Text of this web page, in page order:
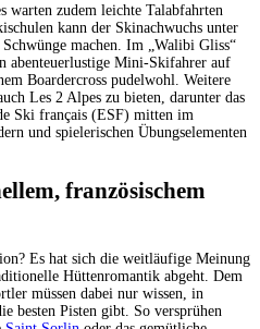
warten zudem leichte Talabfahrten
kann der Skinachwuchs unter
machen. Im „Walibi Gliss“
abenteuerlustige Mini-Skifahrer auf
Boardercross pudelwohl. Weitere
Les 2 Alpes zu bieten, darunter das
Ski français (ESF) mitten im
und spielerischen Übungselementen
französischem
Es hat sich die weitläufige Meinung
Hüttenromantik abgeht. Dem
müssen dabei nur wissen, in
besten Pisten gibt. So versprühen